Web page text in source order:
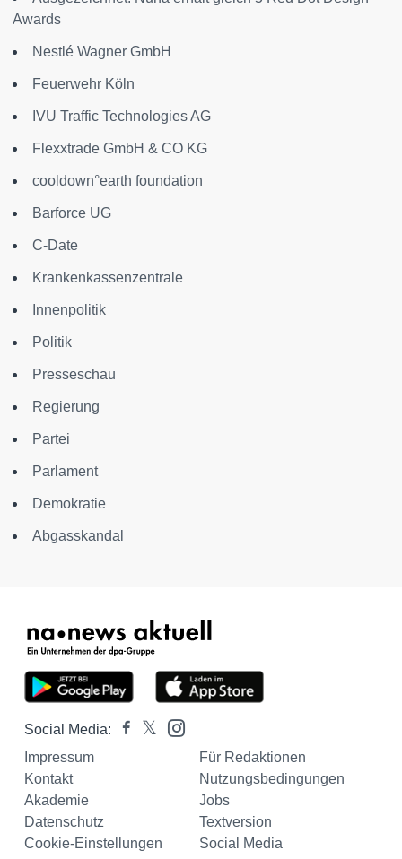
Awards
Nestlé Wagner GmbH
Feuerwehr Köln
IVU Traffic Technologies AG
Flexxtrade GmbH & CO KG
cooldown°earth foundation
Barforce UG
C-Date
Krankenkassenzentrale
Innenpolitik
Politik
Presseschau
Regierung
Partei
Parlament
Demokratie
Abgasskandal
Social Media:
Impressum
Für Redaktionen
Kontakt
Nutzungsbedingungen
Akademie
Jobs
Datenschutz
Textversion
Cookie-Einstellungen
Social Media